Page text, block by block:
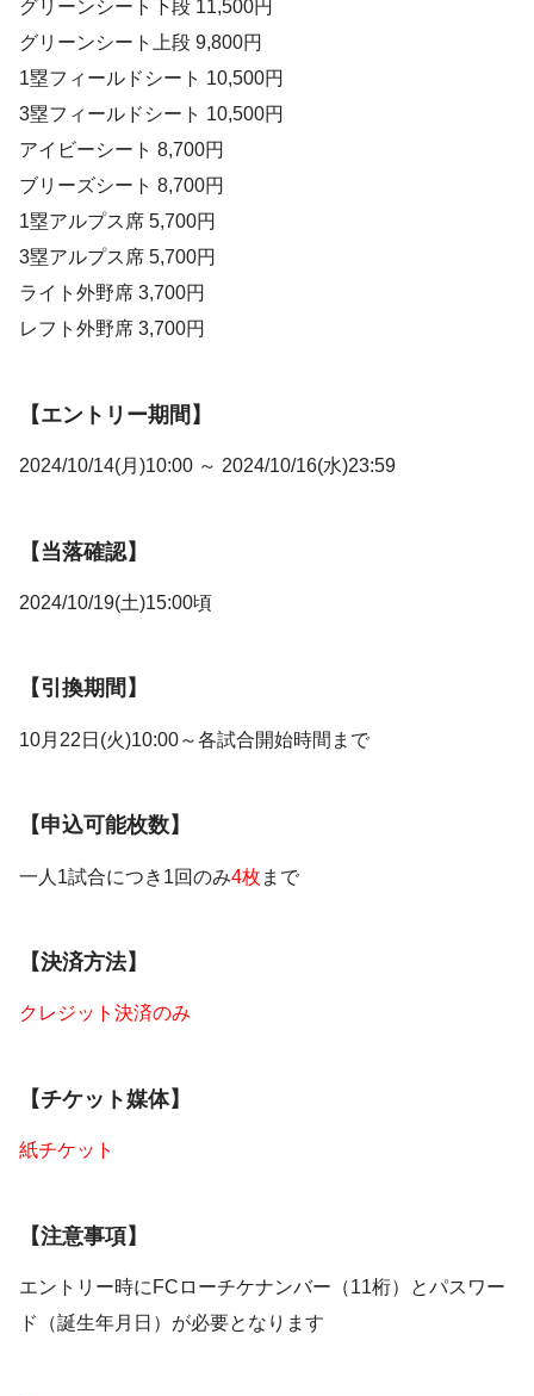
グリーンシート下段 11,500円
グリーンシート上段 9,800円
1塁フィールドシート 10,500円
3塁フィールドシート 10,500円
アイビーシート 8,700円
ブリーズシート 8,700円
1塁アルプス席 5,700円
3塁アルプス席 5,700円
ライト外野席 3,700円
レフト外野席 3,700円
【エントリー期間】
2024/10/14(月)10:00 ～ 2024/10/16(水)23:59
【当落確認】
2024/10/19(土)15:00頃
【引換期間】
10月22日(火)10:00～各試合開始時間まで
【申込可能枚数】
一人1試合につき1回のみ4枚 まで
【決済方法】
クレジット決済のみ
【チケット媒体】
紙チケット
【注意事項】
エントリー時にFCローチケナンバー（11桁）とパスワー
ド（誕生年月日）が必要となります